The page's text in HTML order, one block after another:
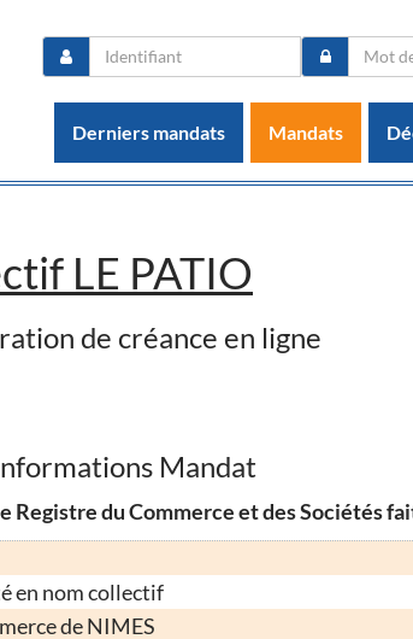
Derniers mandats Mandats
LE PATIO
de créance en ligne
Mandat
Registre du Commerce et des Sociétés
en nom collectif
de NIMES